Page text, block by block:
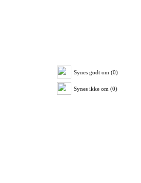
Synes godt om (0)
Synes ikke om (0)